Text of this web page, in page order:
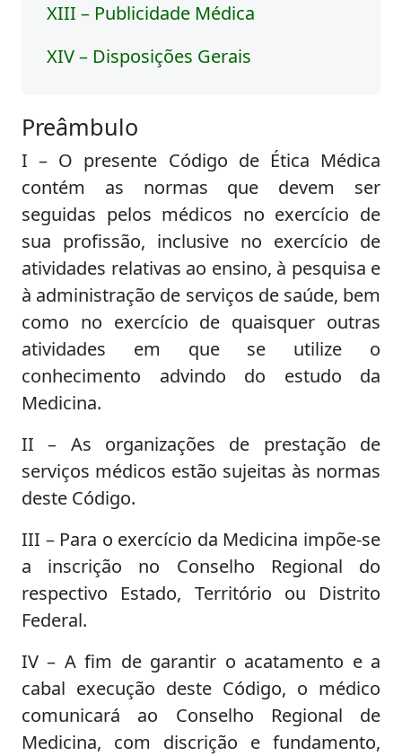
XIII – Publicidade Médica
XIV – Disposições Gerais
Preâmbulo
I – O presente Código de Ética Médica
contém as normas que devem ser
seguidas pelos médicos no exercício de
sua profissão, inclusive no exercício de
atividades relativas ao ensino, à pesquisa e
à administração de serviços de saúde, bem
como no exercício de quaisquer outras
atividades em que se utilize o
conhecimento advindo do estudo da
Medicina.
II – As organizações de prestação de
serviços médicos estão sujeitas às normas
deste Código.
III – Para o exercício da Medicina impõe-se
a inscrição no Conselho Regional do
respectivo Estado, Território ou Distrito
Federal.
IV – A fim de garantir o acatamento e a
cabal execução deste Código, o médico
comunicará ao Conselho Regional de
Medicina, com discrição e fundamento,